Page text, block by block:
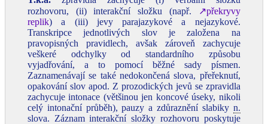
rozhovoru, (ii) interakční složku (např.
↗překryvy
replik) a (iii) jevy parajazykové a nejazykové.
Transkripce jednotlivých slov je založena na
pravopisných pravidlech, avšak zároveň zachycuje
veškeré odchylky od standardního způsobu
vyjadřování, a to pomocí běžné sady písmen.
Zaznamenávají se také nedokončená slova, přeřeknutí,
opakování slov apod. Z prozodických jevů se zpravidla
zachycuje intonace (většinou jen koncové úseky, nikoli
celý intonační průběh), pauzy a zdůraznění slabiky n.
slova. Záznam interakční složky rozhovoru poskytuje